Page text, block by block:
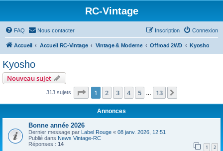
RC-Vintage
FAQ Nous contacter Connexion
Inscription
Accueil Accueil RC-Vintage Vintage & Moderne Offroad 2WD Kyosho
Kyosho
Nouveau sujet
313 sujets Page 1sur13
1 2 3 4 5 13
Annonces
Bonne année 2026
Dernier message par Label Rouge « 08 janv. 2026, 12:51
Publié dans News Vintage-RC
Réponses : 14 1 2